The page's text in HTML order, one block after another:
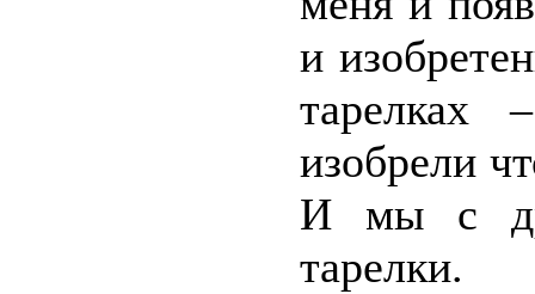
и
изобрели
И мы с
тарелки.